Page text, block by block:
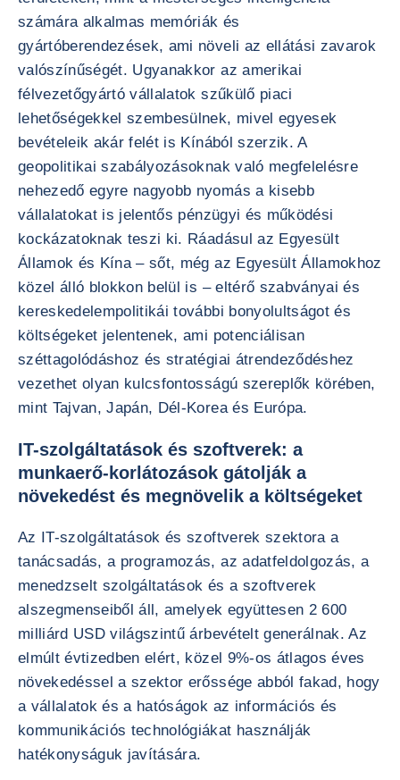
számára alkalmas memóriák és
gyártóberendezések, ami növeli az ellátási zavarok
valószínűségét. Ugyanakkor az amerikai
félvezetőgyártó vállalatok szűkülő piaci
lehetőségekkel szembesülnek, mivel egyesek
bevételeik akár felét is Kínából szerzik. A
geopolitikai szabályozásoknak való megfelelésre
nehezedő egyre nagyobb nyomás a kisebb
vállalatokat is jelentős pénzügyi és működési
kockázatoknak teszi ki. Ráadásul az Egyesült
Államok és Kína – sőt, még az Egyesült Államokhoz
közel álló blokkon belül is – eltérő szabványai és
kereskedelempolitikái további bonyolultságot és
költségeket jelentenek, ami potenciálisan
széttagolódáshoz és stratégiai átrendeződéshez
vezethet olyan kulcsfontosságú szereplők körében,
mint Tajvan, Japán, Dél-Korea és Európa.
IT-szolgáltatások és szoftverek: a
munkaerő-korlátozások gátolják a
növekedést és megnövelik a költségeket
Az IT-szolgáltatások és szoftverek szektora a
tanácsadás, a programozás, az adatfeldolgozás, a
menedzselt szolgáltatások és a szoftverek
alszegmenseiből áll, amelyek együttesen 2 600
milliárd USD világszintű árbevételt generálnak. Az
elmúlt évtizedben elért, közel 9%-os átlagos éves
növekedéssel a szektor erőssége abból fakad, hogy
a vállalatok és a hatóságok az információs és
kommunikációs technológiákat használják
hatékonyságuk javítására.